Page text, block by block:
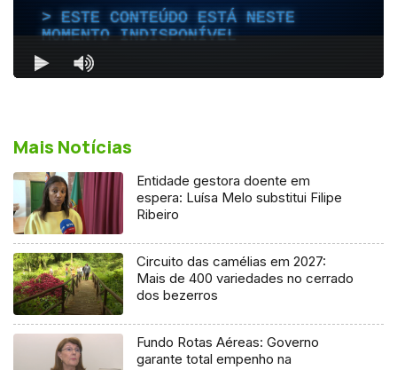
Mais Notícias
Entidade gestora doente em
espera: Luísa Melo substitui Filipe
Ribeiro
Circuito das camélias em 2027:
Mais de 400 variedades no cerrado
dos bezerros
Fundo Rotas Aéreas: Governo
garante total empenho na